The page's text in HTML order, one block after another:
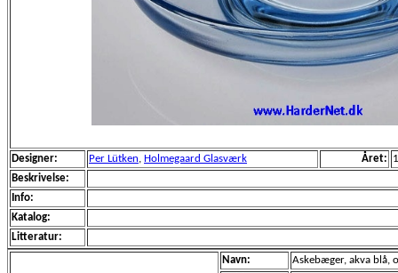
Designer: Per Lütken, Holmegaard Glasværk Året:
Beskrivelse:
Info:
Katalog:
Litteratur:
Navn:
Askebæger, akva blå,